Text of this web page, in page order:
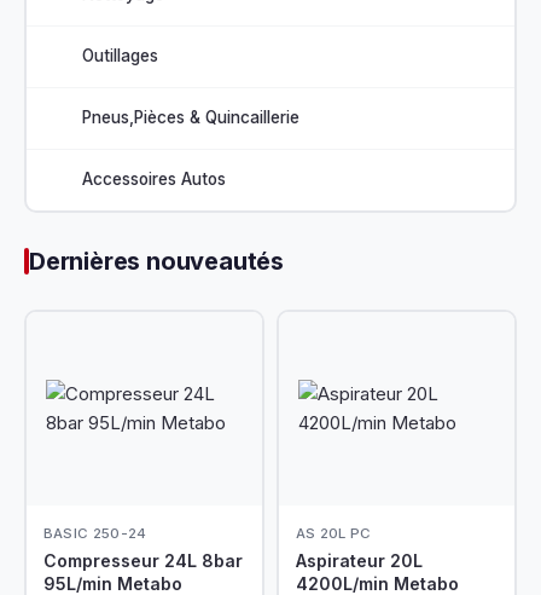
Outillages
Pneus,Pièces & Quincaillerie
Accessoires Autos
Dernières nouveautés
BASIC 250-24
Compresseur 24L 8bar
95L/min Metabo
AS 20L PC
Aspirateur 20L
4200L/min Metabo